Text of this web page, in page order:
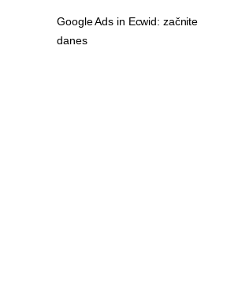
Google Ads in Ecwid: začnite
danes